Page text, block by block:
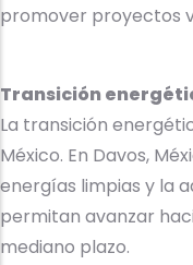
promover proyectos
Transición
La transición
México. En Davos,
energías limpias y la
permitan avanzar
mediano plazo.